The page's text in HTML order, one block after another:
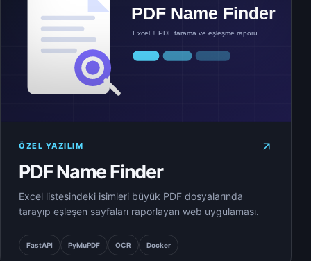
ÖZEL YAZILIM
PDF Name Finder
Excel listesindeki isimleri büyük PDF dosyalarında
tarayıp eşleşen sayfaları raporlayan web uygulaması.
FastAPI PyMuPDF OCR Docker